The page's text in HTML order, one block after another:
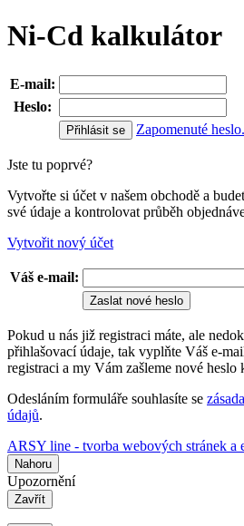
Ni-Cd kalkulátor
E-mail:
Heslo:
Zapomenuté heslo.
Jste tu poprvé?
Vytvořte si účet v našem obchodě a
své údaje a kontrolovat průběh
Vytvořit nový účet
Váš e-mail:
Zaslat nové heslo
Pokud u nás již registraci máte, ale
přihlašovací údaje, tak vyplňte Váš e-
registraci a my Vám zašleme nové heslo
Odesláním formuláře souhlasíte se
údajů.
ARSY line - tvorba webových stránek a
Nahoru
Upozornění
Zavřít